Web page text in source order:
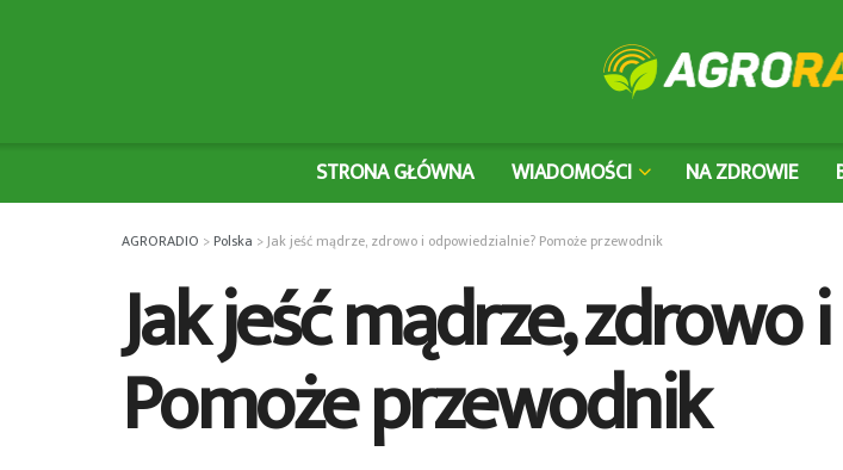
STRONA GŁÓWNA WIADOMOŚCI NA ZDROWIE
AGRORADIO >Polska >Jak jeść mądrze, zdrowo i odpowiedzialnie? Pomoże przewodnik
Jak jeść mądrze,
Pomoże przewodnik